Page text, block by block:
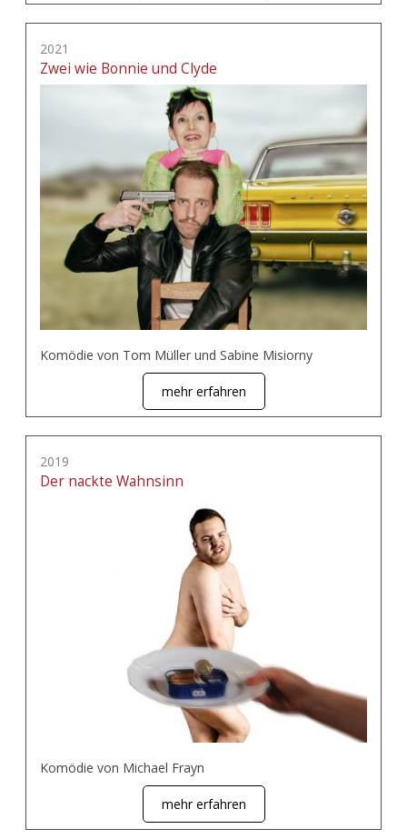
2021
Zwei wie Bonnie und Clyde
Komödie von Tom Müller und Sabine Misiorny
mehr erfahren
2019
Der nackte Wahnsinn
Komödie von Michael Frayn
mehr erfahren